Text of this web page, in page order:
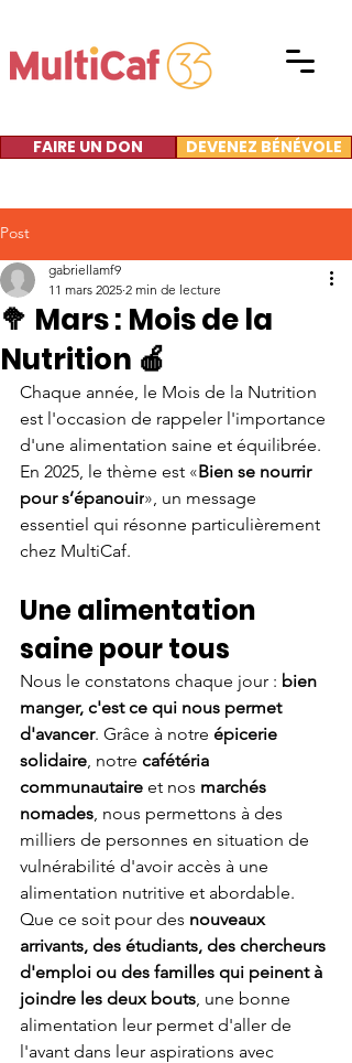
FAIRE UN DON DEVENEZ BÉNÉVOLE
Post
🥦 Mars : Mois de la
Nutrition 🍎
gabriellamf9
11 mars 2025 2 min de lecture
Chaque année, le Mois de la Nutrition
est l'occasion de rappeler l'importance
d'une alimentation saine et équilibrée.
En 2025, le thème est «Bien se nourrir
pour s’épanouir», un message
essentiel qui résonne particulièrement
chez MultiCaf.
Une alimentation
saine pour tous
Nous le constatons chaque jour : bien
manger, c'est ce qui nous permet
d'avancer. Grâce à notre épicerie
solidaire, notre cafétéria
communautaire et nos marchés
nomades, nous permettons à des
milliers de personnes en situation de
vulnérabilité d'avoir accès à une
alimentation nutritive et abordable.
Que ce soit pour des nouveaux
arrivants, des étudiants, des chercheurs
d'emploi ou des familles qui peinent à
joindre les deux bouts, une bonne
alimentation leur permet d'aller de
l'avant dans leur aspirations avec